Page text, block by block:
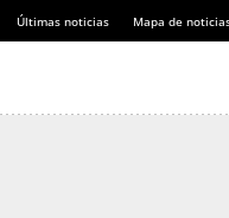
Últimas noticias Mapa de